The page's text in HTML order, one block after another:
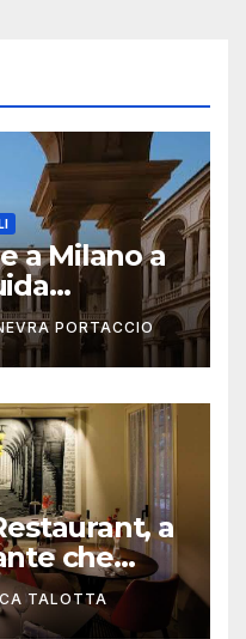
a Milano a
PORTACCIO
a
che
in
TALOTTA